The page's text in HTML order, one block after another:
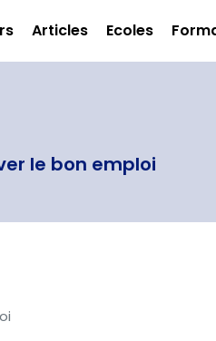
Articles Ecoles
le bon emploi